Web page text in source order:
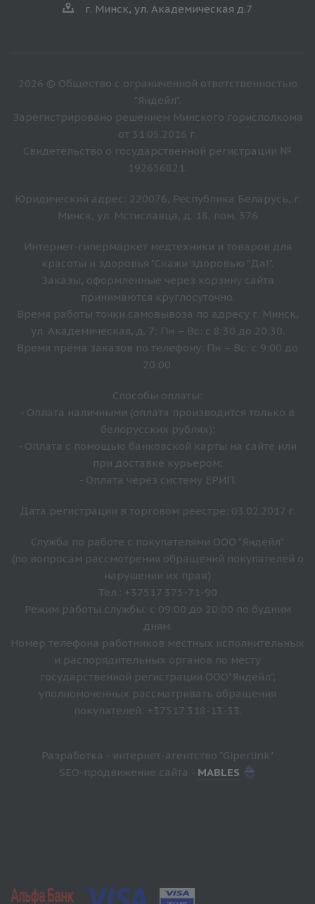
г. Минск, ул. Академическая д.7
2026 © Общество с ограниченной ответственностью
"Яндейл".
Зарегистрировано решением Минского горисполкома
от 31.05.2016 г.
Свидетельство о государственной регистрации №
192656821.
Юридический адрес: 220076, Республика Беларусь, г.
Минск, ул. Мстиславца, д. 18, пом. 376
Интернет-гипермаркет медтехники и товаров для
красоты и здоровья "Скажи здоровью "Да!".
Заказы, оформленные через корзину сайта
принимаются круглосуточно.
Время работы точки самовывоза по адресу г. Минск,
ул. Академическая, д. 7: Пн – Вс: с 8:30 до 20:30.
Время прёма заказов по телефону: Пн – Вс: с 9:00 до
20:00.
Способы оплаты:
- Оплата наличными (оплата производится только в
белорусских рублях);
- Оплата с помощью банковской карты на сайте или
при доставке курьером;
- Оплата через систему ЕРИП.
Дата регистрации в торговом реестре: 03.02.2017 г.
Служба по работе с покупателями ООО "Яндейл"
(по вопросам рассмотрения обращений покупателей о
нарушении их прав)
Тел.: +37517 375-71-90
Режим работы службы: с 09:00 до 20:00 по будним
дням.
Номер телефона работников местных исполнительных
и распорядительных органов по месту
государственной регистрации ООО"Яндейл",
уполномоченных рассматривать обращения
покупателей: +37517 318-13-33.
Разработка - интернет-агентство "Giperlink"
SEO-продвижение сайта - MABLES